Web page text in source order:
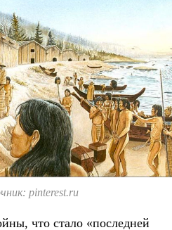
pinterest.ru
что стало «последней